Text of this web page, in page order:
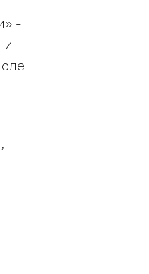
-
и